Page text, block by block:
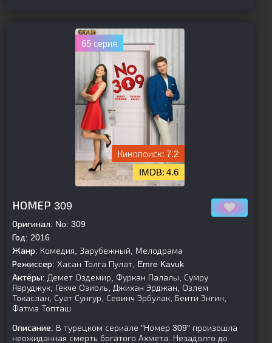
65 серия
7.2
4.6
НОМЕР 309
Оригинал: No: 309
Год: 2016
Жанр: Комедия, Зарубежный, Мелодрама
Режиссер: Хасан Толга Пулат, Emre Kavuk
Актёры: Демет Оздемир, Фуркан Палалы, Сумру
Явруджук, Гёкче Озиоль, Джихан Эрджан, Озлем
Токаслан, Суат Сунгур, Севинч Эрбулак, Беити Энгин,
Фатма Топташ
Описание: В турецком сериале "Номер 309" произошла
неожиданная смерть богатого Ахмета. Незадолго до